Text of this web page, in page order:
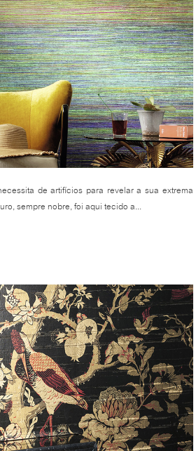
de artifícios para revelar a sua extrema
sempre nobre, foi aqui tecido a...